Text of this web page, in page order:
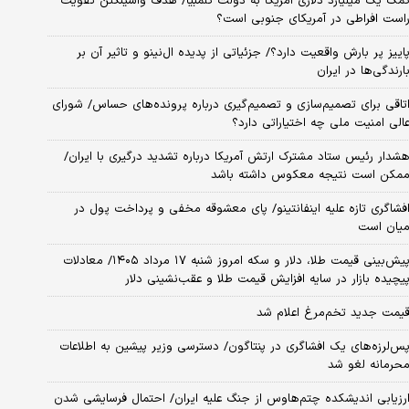
راست افراطی در آمریکای جنوبی است؟
پاییز پر بارش واقعیت دارد؟/ جزئیاتی از پدیده ال‌نینو و تاثیر آن بر
بارندگی‌ها در ایران
اتاقی برای تصمیم‌سازی و تصمیم‌گیری درباره پرونده‌های حساس/ شورای
عالی امنیت ملی چه اختیاراتی دارد؟
هشدار رئیس ستاد مشترک ارتش آمریکا درباره تشدید درگیری با ایران/
ممکن است نتیجه معکوس داشته باشد
افشاگری تازه علیه اینفانتینو/ پای معشوقه مخفی و پرداخت پول در
میان است
پیش‌بینی قیمت طلا، دلار و سکه امروز شنبه ۱۷ مرداد ۱۴۰۵/ معادلات
پیچیده بازار در سایه افزایش قیمت طلا و عقب‌نشینی دلار
قیمت جدید تخم‌مرغ اعلام شد
پس‌لرزه‌های یک افشاگری در پنتاگون/ دسترسی وزیر پیشین به اطلاعات
محرمانه لغو شد
ارزیابی اندیشکده چتم‌هاوس از جنگ علیه ایران/ احتمال فرسایشی شدن